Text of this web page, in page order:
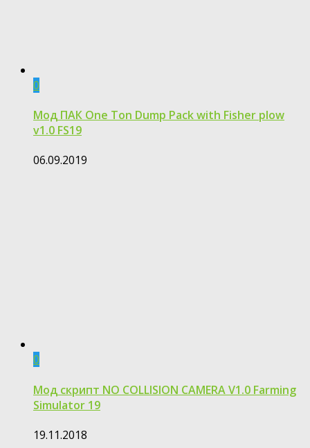
0
Мод ПАК One Ton Dump Pack with Fisher plow
v1.0 FS19
06.09.2019
0
Мод скрипт NO COLLISION CAMERA V1.0 Farming
Simulator 19
19.11.2018